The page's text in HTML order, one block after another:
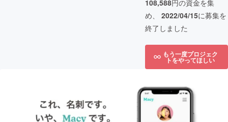
108,588円の資金を集
め、 2022/04/15に募集を
終了しました
もう一度プロジェク
トをやってほしい